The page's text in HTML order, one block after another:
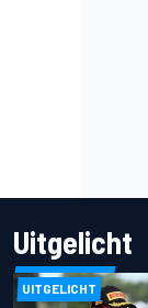
Uitgelicht
UITGELICHT